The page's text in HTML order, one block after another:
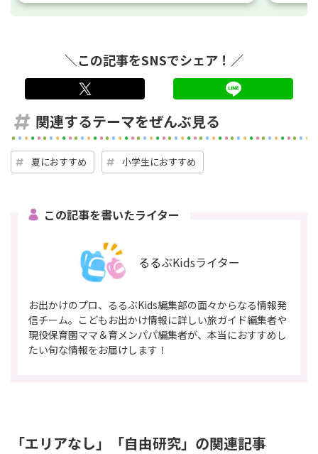
＼この記事をSNSでシェア！／
関連するテーマをぜんぶ見る
夏におすすめ 小学生におすすめ
この記事を書いたライター
るるぶKidsライター
お出かけのプロ、るるぶKids編集部の面々からなる情報発
信チーム。こどもお出かけ情報に詳しい旅ガイド編集者や
現役保育園ママ＆育メンパパ編集者が、本当におすすめし
たい旬な情報をお届けします！
「エリアなし」「自由研究」の関連記事